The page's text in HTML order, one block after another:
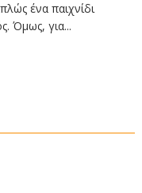
ένα παιχνίδι
Όμως, για...